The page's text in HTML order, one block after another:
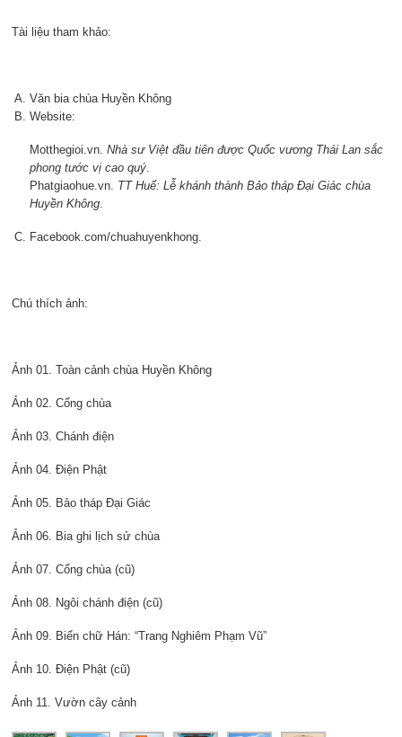
Tài liệu tham khảo:
Văn bia chùa Huyền Không
Website:
Motthegioi.vn. Nhà sư Việt đầu tiên được Quốc vương Thái Lan sắc
phong tước vị cao quý.
Phatgiaohue.vn. TT Huế: Lễ khánh thành Bảo tháp Đại Giác chùa
Huyền Không.
Facebook.com/chuahuyenkhong.
Chú thích ảnh:
Ảnh 01. Toàn cảnh chùa Huyền Không
Ảnh 02. Cổng chùa
Ảnh 03. Chánh điện
Ảnh 04. Điện Phật
Ảnh 05. Bảo tháp Đại Giác
Ảnh 06. Bia ghi lịch sử chùa
Ảnh 07. Cổng chùa (cũ)
Ảnh 08. Ngôi chánh điện (cũ)
Ảnh 09. Biển chữ Hán: “Trang Nghiêm Phạm Vũ”
Ảnh 10. Điện Phật (cũ)
Ảnh 11. Vườn cây cảnh